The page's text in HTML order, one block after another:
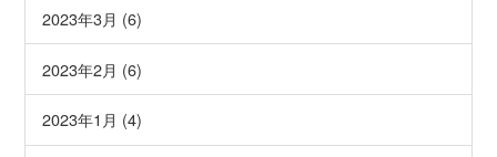
2023年3月 (6)
2023年2月 (6)
2023年1月 (4)